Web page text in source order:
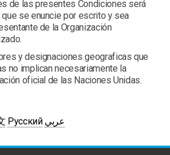
de las presentes Condiciones será
se enuncie por escrito y sea
de la Organización
y designaciones geograficas que
no implican necesariamente la
oficial de las Naciones Unidas.
Русский عربي